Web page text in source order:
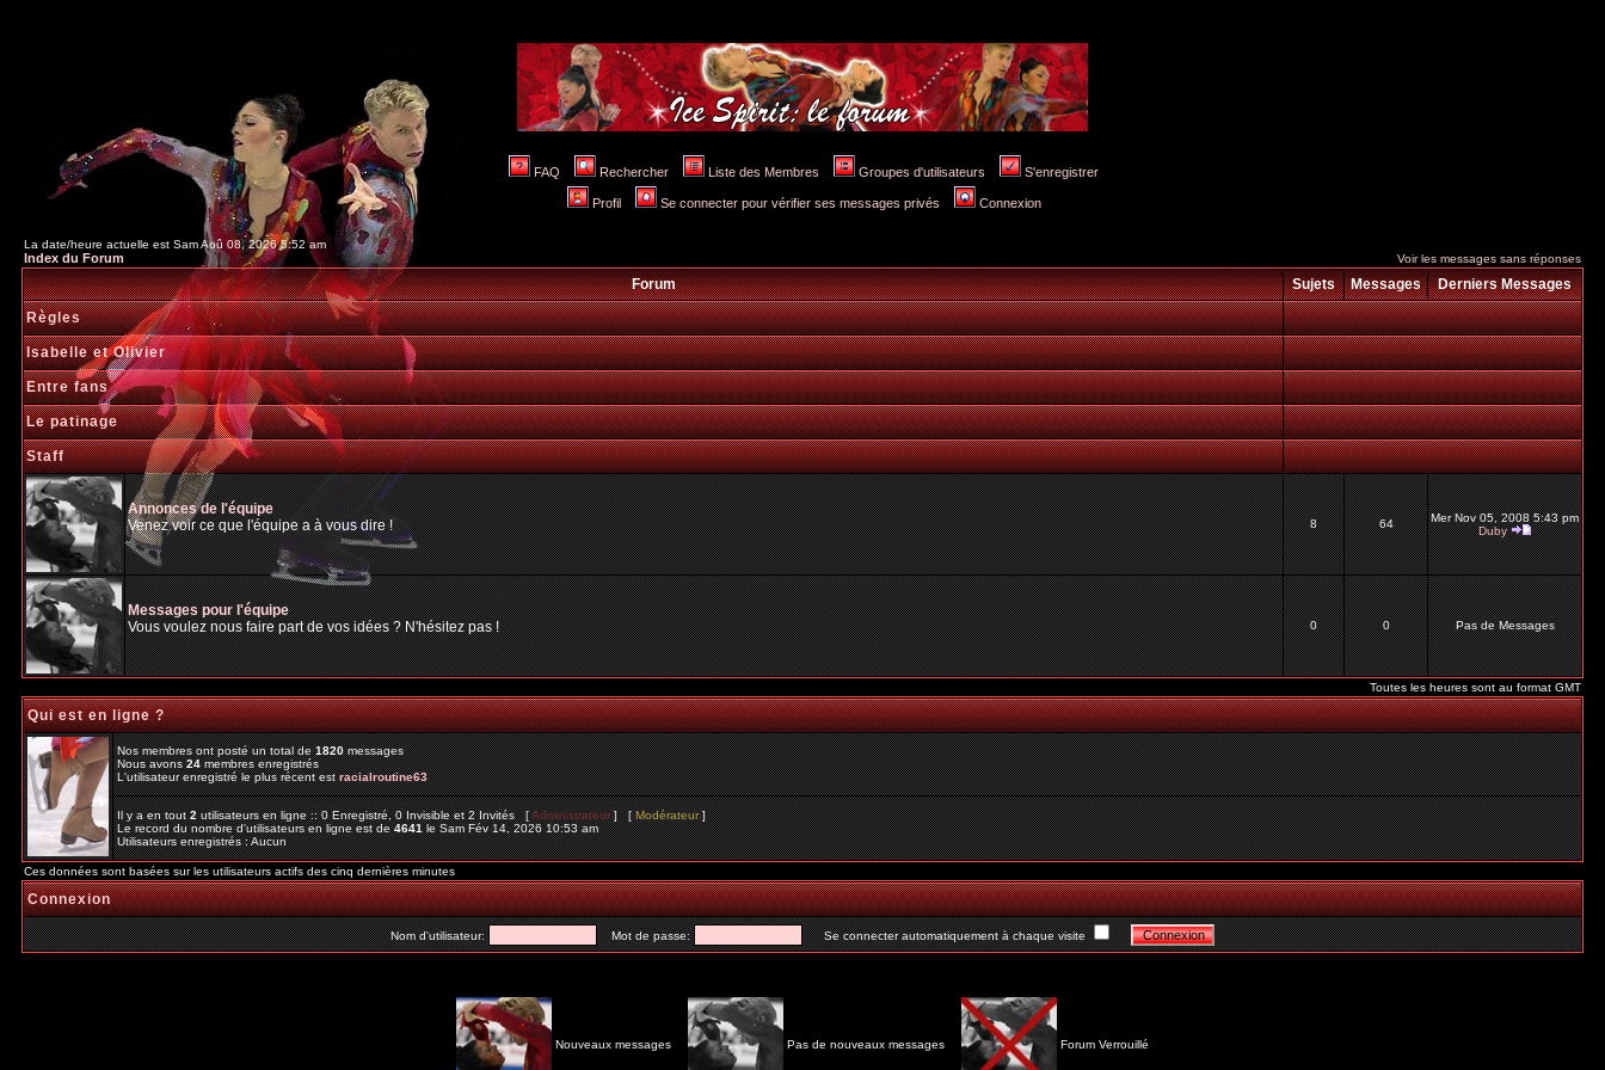
FAQ Rechercher Liste des Membres Groupes d'utilisateurs S'enregistrer
Profil Se connecter pour vérifier ses messages privés Connexion
La date/heure actuelle est Sam Aoû 08, 2026 5:52 am
Index du Forum Voir les messages sans réponses
Forum Sujets Messages Derniers Messages
Règles
Isabelle et Olivier
Entre fans
Le patinage
Staff
Annonces de l'équipe
Venez voir ce que l'équipe a à vous dire !
8 64
Mer Nov 05, 2008 5:43 pm
Duby
Messages pour l'équipe
Vous voulez nous faire part de vos idées ? N'hésitez pas !
0 0 Pas de Messages
Toutes les heures sont au format GMT
Qui est en ligne ?
Nos membres ont posté un total de1820messages
Nous avons24membres enregistrés
L'utilisateur enregistré le plus récent estracialroutine63
Il y a en tout2utilisateurs en ligne :: 0 Enregistré, 0 Invisible et 2 Invités [Administrateur] [Modérateur]
Le record du nombre d'utilisateurs en ligne est de4641le Sam Fév 14, 2026 10:53 am
Utilisateurs enregistrés : Aucun
Ces données sont basées sur les utilisateurs actifs des cinq dernières minutes
Connexion
Nom d'utilisateur: Mot de passe: Se connecter automatiquement à chaque visite
Nouveaux messages Pas de nouveaux messages Forum Verrouillé